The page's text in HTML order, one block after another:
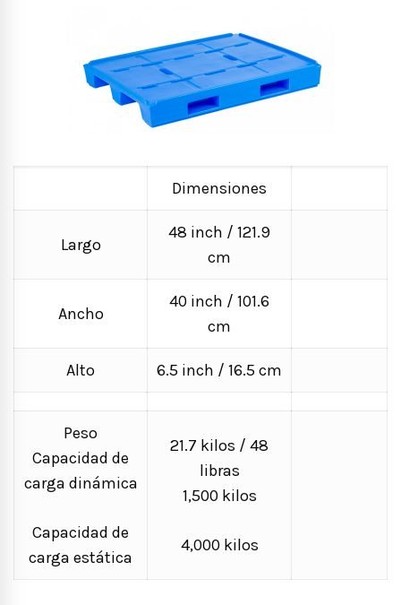
Dimensiones
Largo
48 inch / 121.9
cm
Ancho
40 inch / 101.6
cm
Alto 6.5 inch / 16.5 cm
Peso
Capacidad de
carga dinámica
Capacidad de
carga estática
21.7 kilos / 48
libras
1,500 kilos
4,000 kilos